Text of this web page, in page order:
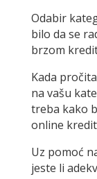
Odabir
bilo da se
brzom
Kada
na vašu
treba kako
online
Uz pomoć
jeste li